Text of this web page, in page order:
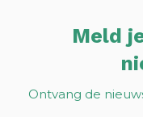
Meld
Ontvang de